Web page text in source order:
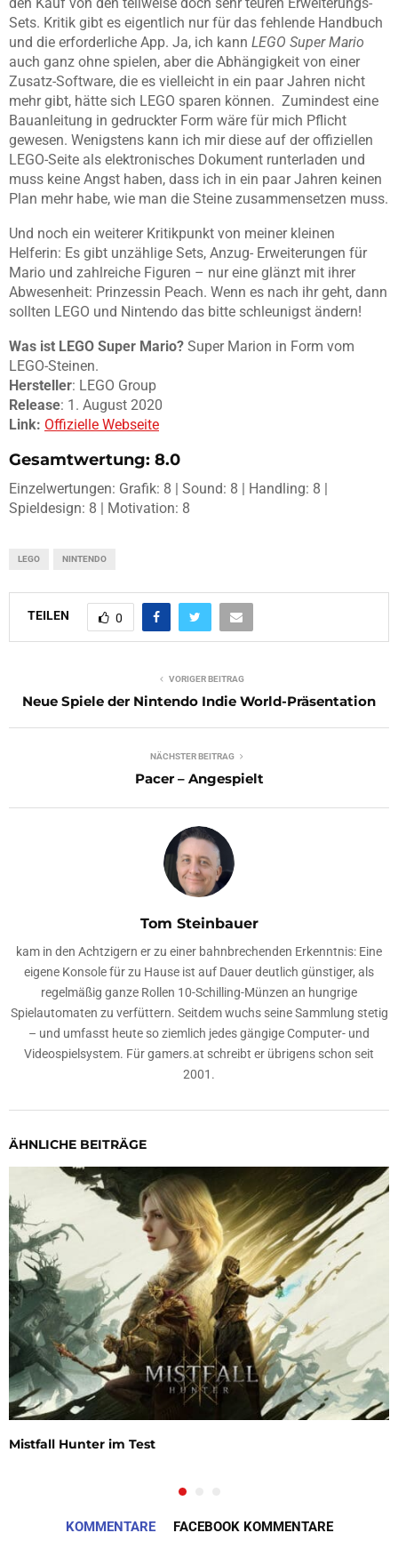
Sets. Kritik gibt es eigentlich nur für das fehlende Handbuch
und die erforderliche App. Ja, ich kann LEGO Super Mario
auch ganz ohne spielen, aber die Abhängigkeit von einer
Zusatz-Software, die es vielleicht in ein paar Jahren nicht
mehr gibt, hätte sich LEGO sparen können. Zumindest eine
Bauanleitung in gedruckter Form wäre für mich Pflicht
gewesen. Wenigstens kann ich mir diese auf der offiziellen
LEGO-Seite als elektronisches Dokument runterladen und
muss keine Angst haben, dass ich in ein paar Jahren keinen
Plan mehr habe, wie man die Steine zusammensetzen muss.
Und noch ein weiterer Kritikpunkt von meiner kleinen
Helferin: Es gibt unzählige Sets, Anzug- Erweiterungen für
Mario und zahlreiche Figuren – nur eine glänzt mit ihrer
Abwesenheit: Prinzessin Peach. Wenn es nach ihr geht, dann
sollten LEGO und Nintendo das bitte schleunigst ändern!
Was ist LEGO Super Mario? Super Marion in Form vom
LEGO-Steinen.
Hersteller: LEGO Group
Release: 1. August 2020
Link: Offizielle Webseite
Gesamtwertung: 8.0
Einzelwertungen: Grafik: 8 | Sound: 8 | Handling: 8 |
Spieldesign: 8 | Motivation: 8
LEGO NINTENDO
TEILEN 0
VORIGER BEITRAG
Neue Spiele der Nintendo Indie World-Präsentation
NÄCHSTER BEITRAG
Pacer – Angespielt
Tom Steinbauer
kam in den Achtzigern er zu einer bahnbrechenden Erkenntnis: Eine
eigene Konsole für zu Hause ist auf Dauer deutlich günstiger, als
regelmäßig ganze Rollen 10-Schilling-Münzen an hungrige
Spielautomaten zu verfüttern. Seitdem wuchs seine Sammlung stetig
– und umfasst heute so ziemlich jedes gängige Computer- und
Videospielsystem. Für gamers.at schreibt er übrigens schon seit
2001.
ÄHNLICHE BEITRÄGE
Mistfall Hunter im Test
KOMMENTARE FACEBOOK KOMMENTARE